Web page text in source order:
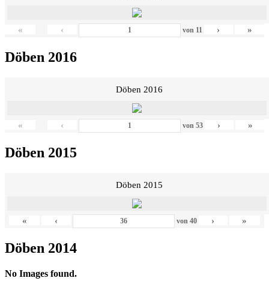
« ‹ von 11 › »
Döben 2016
Döben 2016
« ‹ von 53 › »
Döben 2015
Döben 2015
« ‹ von 40 › »
Döben 2014
No Images found.